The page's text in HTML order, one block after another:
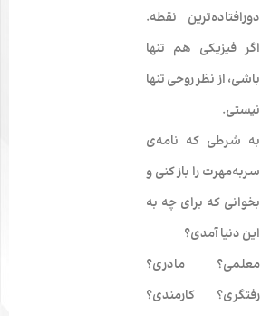
دورافتاده‌­ترین نقطه.
اگر فیزیکی هم تنها
باشی، از نظر روحی تنها
نیستی.
به شرطی که نامه­‌ی
سربه­‌مهرت را باز کنی و
بخوانی که برای چه به
این دنیا آمدی؟
معلمی؟ مادری؟
رفتگری؟ کارمندی؟